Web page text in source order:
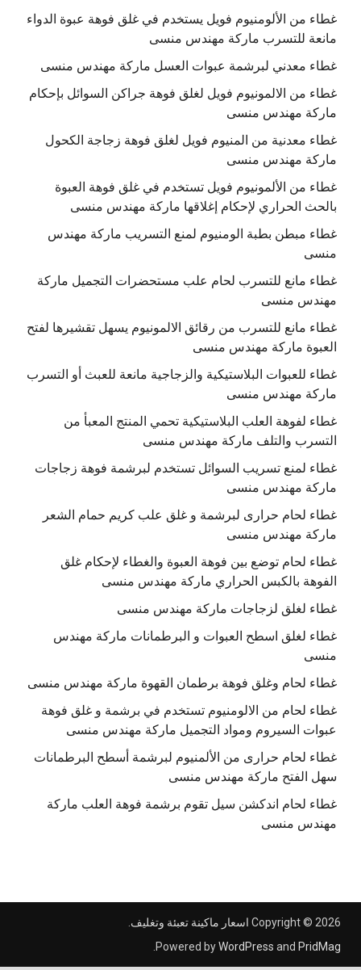
غطاء من الألومنيوم فويل يستخدم في غلق فوهة عبوة الدواء
مانعة للتسرب ماركة مهندس منسى
غطاء معدني لبرشمة عبوات العسل ماركة مهندس منسى
غطاء من الالمونيوم فويل لغلق فوهة جراكن السوائل بإحكام
ماركة مهندس منسى
غطاء معدنية من المنيوم فويل لغلق فوهة زجاجة الكحول
ماركة مهندس منسى
غطاء من الألمونيوم فويل تستخدم في غلق فوهة العبوة
بالحث الحراري لإحكام إغلاقها ماركة مهندس منسى
غطاء مبطن بطبة الومنيوم لمنع التسريب ماركة مهندس
منسى
غطاء مانع للتسرب لحام علب مستحضرات التجميل ماركة
مهندس منسى
غطاء مانع للتسرب من رقائق الالمونيوم يسهل تقشيرها لفتح
العبوة ماركة مهندس منسى
غطاء للعبوات البلاستيكية والزجاجية مانعة للعبث أو التسرب
ماركة مهندس منسى
غطاء لفوهة العلب البلاستيكية تحمي المنتج المعبأ من
التسرب والتلف ماركة مهندس منسى
غطاء لمنع تسريب السوائل تستخدم لبرشمة فوهة زجاجات
ماركة مهندس منسى
غطاء لحام حرارى لبرشمة و غلق علب كريم حمام الشعر
ماركة مهندس منسى
غطاء لحام توضع بين فوهة العبوة والغطاء لإحكام غلق
الفوهة بالكبس الحراري ماركة مهندس منسى
غطاء لغلق لزجاجات ماركة مهندس منسى
غطاء لغلق اسطح العبوات و البرطمانات ماركة مهندس
منسى
غطاء لحام وغلق فوهة برطمان القهوة ماركة مهندس منسى
غطاء لحام من الالومنيوم تستخدم في برشمة و غلق فوهة
عبوات السيروم ومواد التجميل ماركة مهندس منسى
غطاء لحام حرارى من الألمنيوم لبرشمة أسطح البرطمانات
سهل الفتح ماركة مهندس منسى
غطاء لحام اندكشن سيل تقوم برشمة فوهة العلب ماركة
مهندس منسى
Copyright © 2026اسعار ماكينة تعبئة وتغليف
Powered byWordPressandPridMag
.